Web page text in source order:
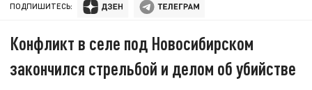
ПОДПИШИТЕСЬ:
Конфликт в селе под Новосибирском
закончился стрельбой и делом об убийстве